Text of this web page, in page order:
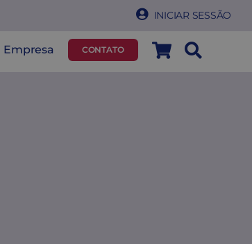
INICIAR SESSÃO
Empresa CONTATO